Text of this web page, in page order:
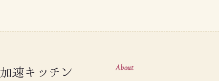
加速キッチン About